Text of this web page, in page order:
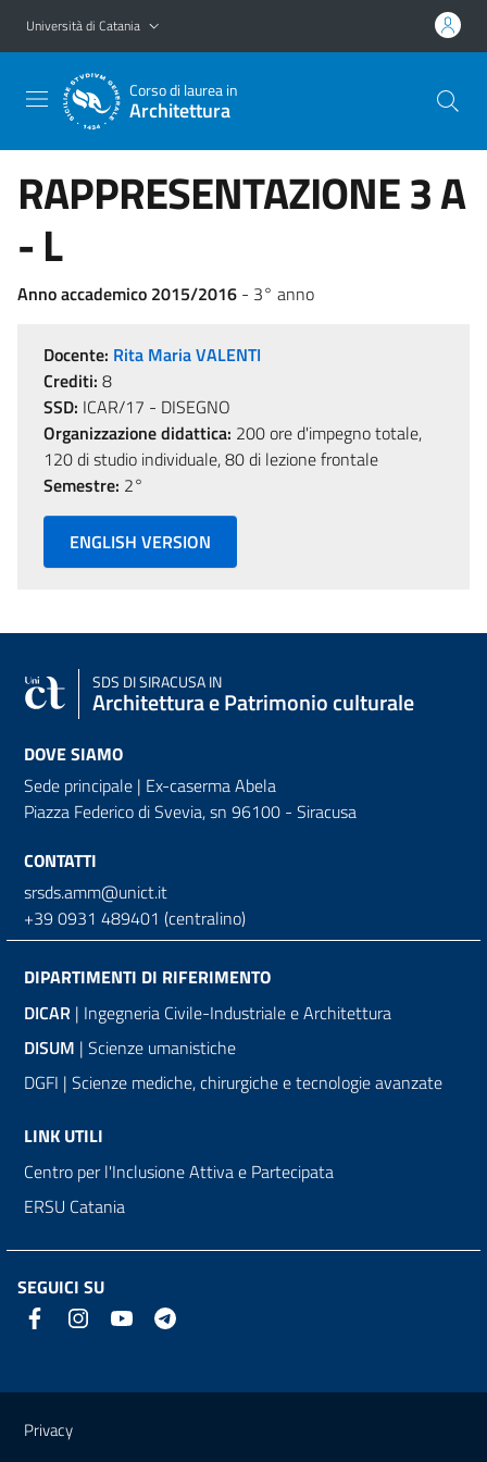
Vai al contenuto principale
Vai al menu di navigazione
Università di Catania
Corso di laurea in
Architettura
RAPPRESENTAZIONE 3 A
- L
Anno accademico 2015/2016 - 3° anno
Docente: Rita Maria VALENTI
Crediti: 8
SSD: ICAR/17 - DISEGNO
Organizzazione didattica: 200 ore d'impegno totale,
120 di studio individuale, 80 di lezione frontale
Semestre: 2°
ENGLISH VERSION
SDS DI SIRACUSA IN
Architettura e Patrimonio culturale
DOVE SIAMO
Sede principale | Ex-caserma Abela
Piazza Federico di Svevia, sn 96100 - Siracusa
CONTATTI
srsds.amm@unict.it
+39 0931 489401 (centralino)
DIPARTIMENTI DI RIFERIMENTO
DICAR | Ingegneria Civile-Industriale e Architettura
DISUM | Scienze umanistiche
DGFI | Scienze mediche, chirurgiche e tecnologie avanzate
LINK UTILI
Centro per l'Inclusione Attiva e Partecipata
ERSU Catania
SEGUICI SU
Link e informazioni utili
Privacy